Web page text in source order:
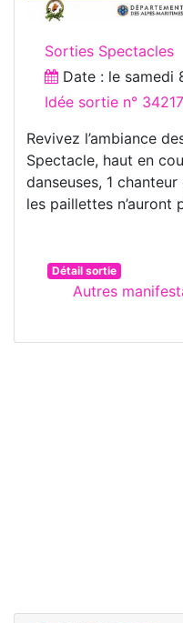
Sorties Spectacles
Date : le samedi
Idée sortie n°
Revivez l’ambiance
Spectacle, haut en
danseuses, 1
les paillettes n’auront
Détail sortie
Autres